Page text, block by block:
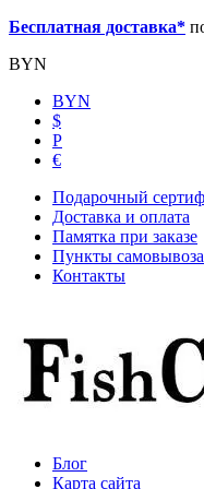
Бесплатная доставка*
BYN
BYN
$
Р
€
Подарочный
Доставка и оплата
Памятка при заказе
Пункты самовывоза
Контакты
Блог
Карта сайта